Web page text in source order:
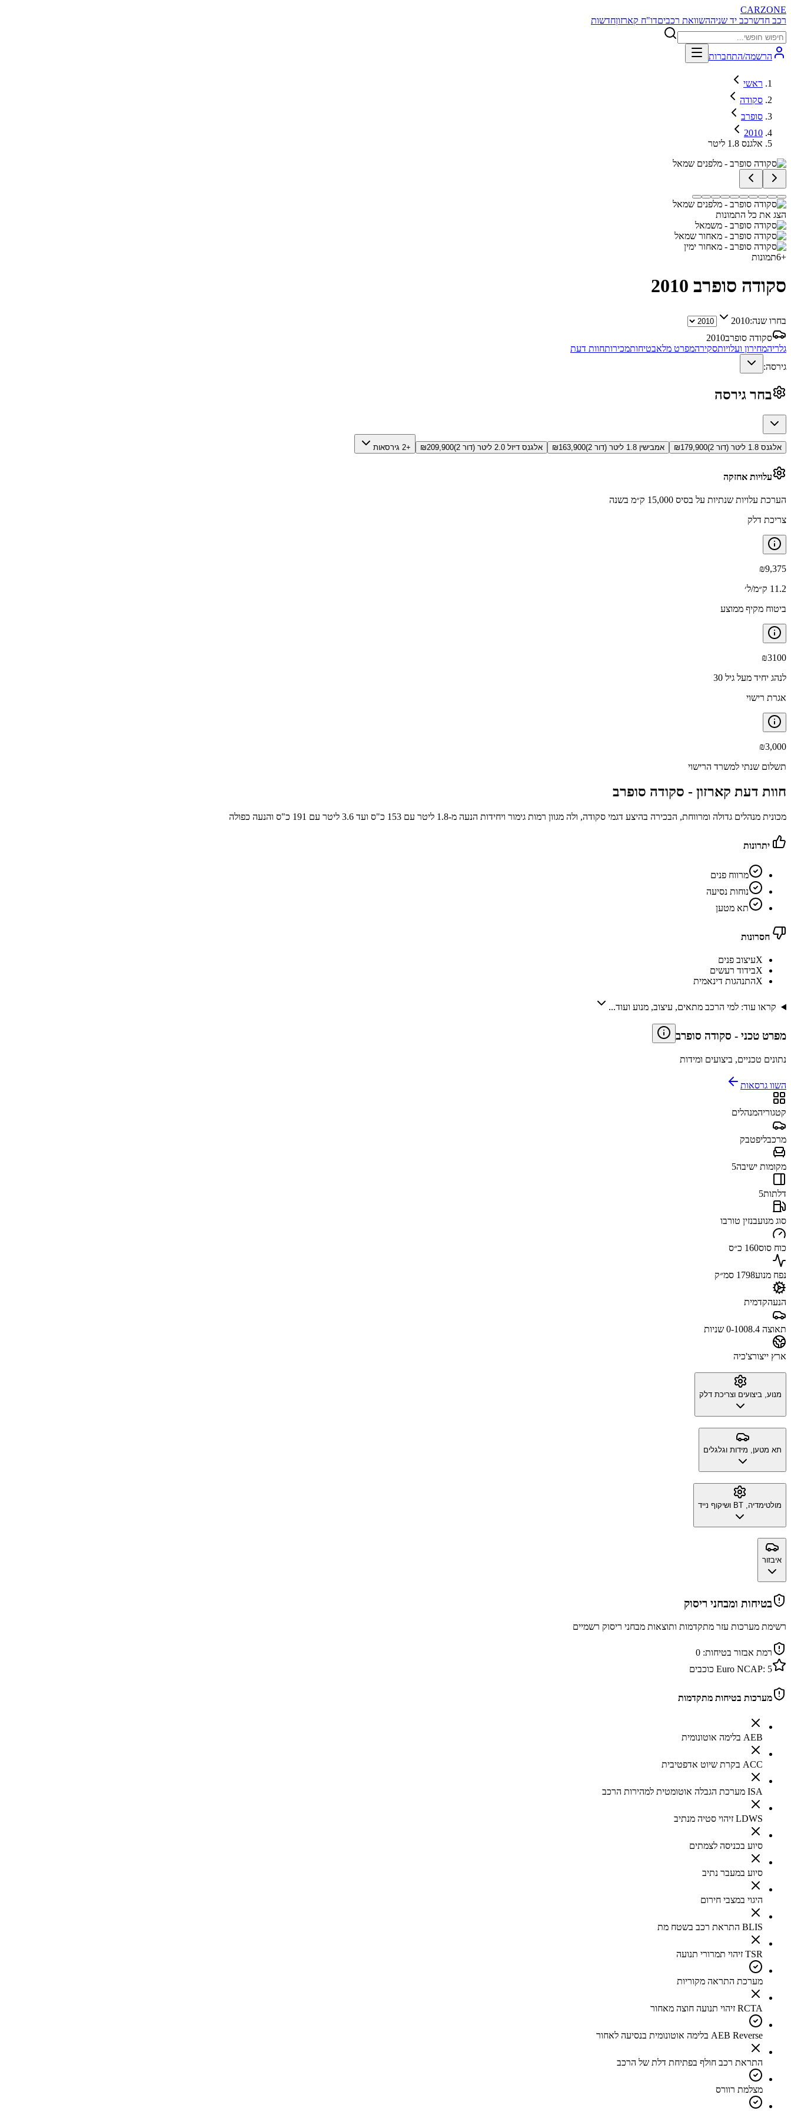
CARZONE
רכב חדשרכב יד שניההשוואת רכביםדו"ח קארזוןחדשות
הרשמה/התחברות
ראשי
סקודה
סופרב
2010
אלגנס 1.8 ליטר
הצג את כל התמונות
+
6תמונות
סקודה סופרב 2010
בחרו שנה:2010
סקודה סופרב2010
גלריהמחירון ועלויותסקירהמפרט מלאבטיחותמכירותחוות דעת
גירסה:
בחר גירסה
אלגנס 1.8 ליטר (דור 2) ₪179,900 אמבישין 1.8 ליטר (דור 2) ₪163,900 אלגנס דיזל 2.0 ליטר (דור 2) ₪209,900 +2 גירסאות
עלויות אחזקה
הערכת עלויות שנתיות על בסיס 15,000 ק״מ בשנה
צריכת דלק
₪9,375
11.2 ק״מ/ל׳
ביטוח מקיף ממוצע
₪3100
לנהג יחיד מעל גיל 30
אגרת רישוי
₪3,000
תשלום שנתי למשרד הרישוי
חוות דעת קארזון - סקודה סופרב
מכונית מנהלים גדולה ומרווחת, הבכירה בהיצע דגמי סקודה, ולה מגוון רמות גימור ויחידות הנעה מ-1.8 ליטר עם 153 כ"ס ועד 3.6 ליטר עם 191 כ"ס והנעה כפולה
יתרונות
מרווח פנים
נוחות נסיעה
תא מטען
חסרונות
Xעיצוב פנים
Xבידוד רעשים
Xהתנהגות דינאמית
קראו עוד: למי הרכב מתאים, עיצוב, מנוע ועוד...
מפרט טכני - סקודה סופרב
נתונים טכניים, ביצועים ומידות
השוו גרסאות
קטגוריהמנהלים
מרכבליפטבק
מקומות ישיבה5
דלתות5
סוג מנועבנזין טורבו
כוח סוס160 כ״ס
נפח מנוע1798 סמ״ק
הנעהקדמית
תאוצה 0-100 8.4 שניות
ארץ ייצורצ'כיה
מנוע, ביצועים וצריכת דלק
תא מטען, מידות וגלגלים
מולטימדיה, BT ושיקוף נייד
איבזור
בטיחות ומבחני ריסוק
רשימת מערכות עזר מתקדמות ותוצאות מבחני ריסוק רשמיים
רמת אבזור בטיחות: 0
Euro NCAP: 5 כוכבים
מערכות בטיחות מתקדמות
AEB בלימה אוטונומית
ACC בקרת שיוט אדפטיבית
ISA מערכת הגבלה אוטומטית למהירות הרכב
LDWS זיהוי סטיה מנתיב
סיוע בכניסה לצמתים
סיוע במעבר נתיב
היגוי במצבי חירום
BLIS התראת רכב בשטח מת
TSR זיהוי תמרורי תנועה
מערכת התראה מקוריות
RCTA זיהוי תנועה חוצה מאחור
AEB Reverse בלימה אוטונומית בנסיעה לאחור
התראת רכב חולף בפתיחת דלת של הרכב
מצלמת רוורס